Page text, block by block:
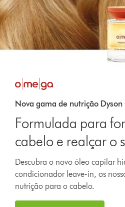
Nova gama de nutrição
Formulada para
cabelo e realçar o
Descubra o novo óleo capilar
condicionador leave-in, os
nutrição para o cabelo.